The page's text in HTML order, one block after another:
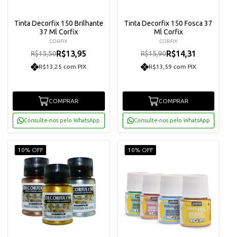
Tinta Decorfix 150 Brilhante
37 Ml Corfix
CORFIX
R$15,50R$13,95
R$13,25 com PIX
COMPRAR
Consulte-nos pelo WhatsApp
Tinta Decorfix 150 Fosca 37
Ml Corfix
CORFIX
R$15,90R$14,31
R$13,59 com PIX
COMPRAR
Consulte-nos pelo WhatsApp
10% OFF 10% OFF